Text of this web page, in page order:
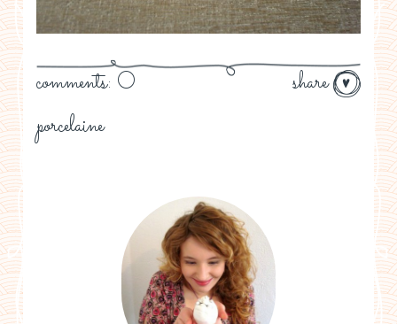
share
comments: 0
porcelaine